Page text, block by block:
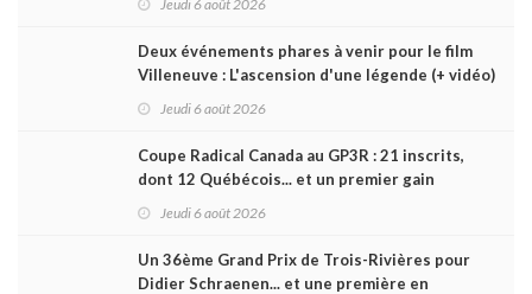
Jeudi 6 août 2026
Deux événements phares à venir pour le film
Villeneuve : L'ascension d'une légende (+ vidéo)
Jeudi 6 août 2026
Coupe Radical Canada au GP3R : 21 inscrits,
dont 12 Québécois... et un premier gain
Jeudi 6 août 2026
Un 36ème Grand Prix de Trois-Rivières pour
Didier Schraenen... et une première en